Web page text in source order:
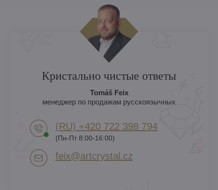
Кристально чистые ответы
Tomáš Feix
менеджер по продажам русскоязычных
(RU) +420 722 398 794​
(Пн-Пт 8:00-16:00)
feix​@artcrystal​.cz